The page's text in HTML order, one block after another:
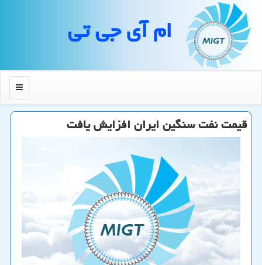
ام آی جی تی
منو
قیمت نفت سنگین ایران افزایش یافت